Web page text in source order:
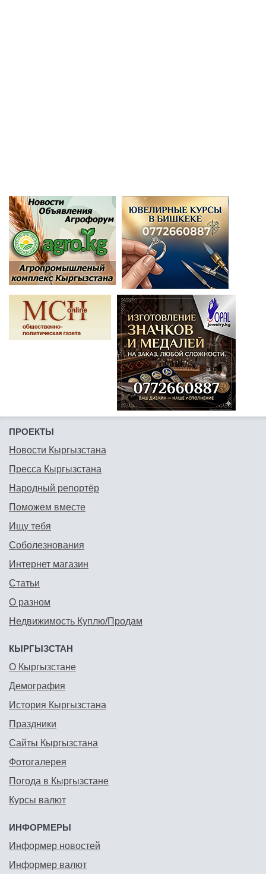
ПРОЕКТЫ
Новости Кыргызстана
Пресса Кыргызстана
Народный репортёр
Поможем вместе
Ищу тебя
Соболезнования
Интернет магазин
Статьи
О разном
Недвижимость Куплю/Продам
КЫРГЫЗСТАН
О Кыргызстане
Демография
История Кыргызстана
Праздники
Сайты Кыргызстана
Фотогалерея
Погода в Кыргызстане
Курсы валют
ИНФОРМЕРЫ
Информер новостей
Информер валют